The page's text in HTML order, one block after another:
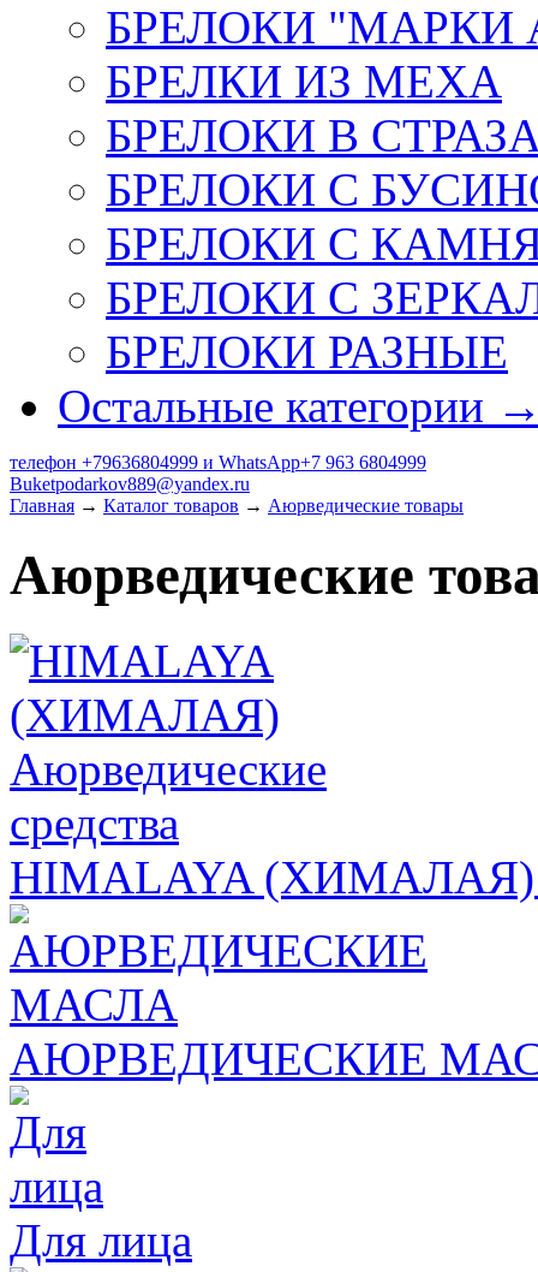
БРЕЛОКИ "МАРКИ
БРЕЛКИ ИЗ МЕХА
БРЕЛОКИ В
БРЕЛОКИ С
БРЕЛОКИ С
БРЕЛОКИ С
БРЕЛОКИ РАЗНЫЕ
Остальные категории
телефон +79636804999 и WhatsApp+7 963 6804999
Buketpodarkov889@yandex.ru
Главная → Каталог товаров → Аюрведические товары
Аюрведические
HIMALAYA (ХИМАЛАЯ)
АЮРВЕДИЧЕСКИЕ
Для лица